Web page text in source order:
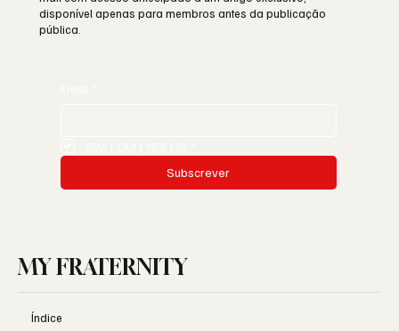
disponível apenas para membros antes da publicação
pública.
Subscrever
MY FRATERNITY
Índice